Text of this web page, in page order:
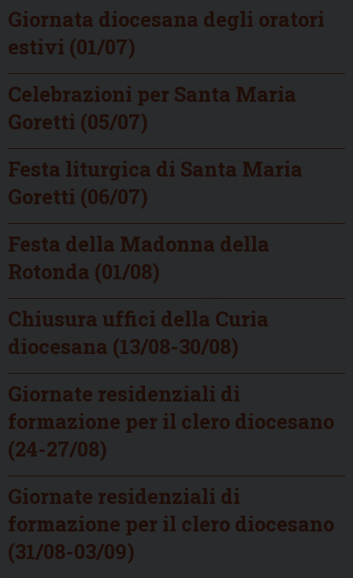
Giornata diocesana degli oratori
estivi (01/07)
Celebrazioni per Santa Maria
Goretti (05/07)
Festa liturgica di Santa Maria
Goretti (06/07)
Festa della Madonna della
Rotonda (01/08)
Chiusura uffici della Curia
diocesana (13/08-30/08)
Giornate residenziali di
formazione per il clero diocesano
(24-27/08)
Giornate residenziali di
formazione per il clero diocesano
(31/08-03/09)